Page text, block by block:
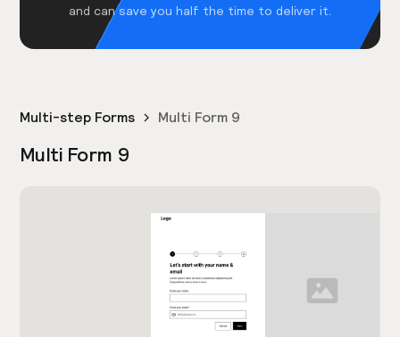
and can save you half the time to deliver it.
Multi-step Forms Multi Form 9
Multi Form 9